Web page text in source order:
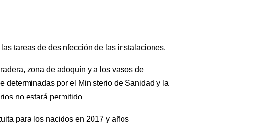
tareas de desinfección de las instalaciones.
zona de adoquín y a los vasos de
determinadas por el Ministerio de Sanidad y la
no estará permitido.
para los nacidos en 2017 y años